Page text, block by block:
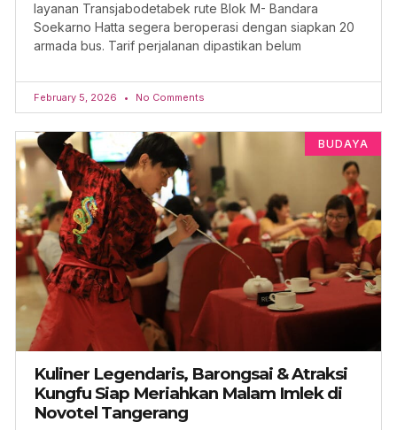
layanan Transjabodetabek rute Blok M- Bandara
Soekarno Hatta segera beroperasi dengan siapkan 20
armada bus. Tarif perjalanan dipastikan belum
February 5, 2026 No Comments
BUDAYA
Kuliner Legendaris, Barongsai & Atraksi
Kungfu Siap Meriahkan Malam Imlek di
Novotel Tangerang